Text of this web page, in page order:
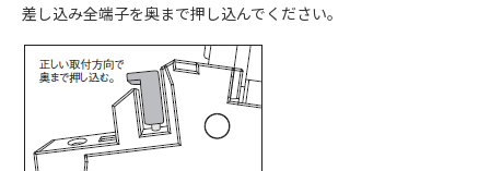
差し込み全端子を奥まで押し込んでください。